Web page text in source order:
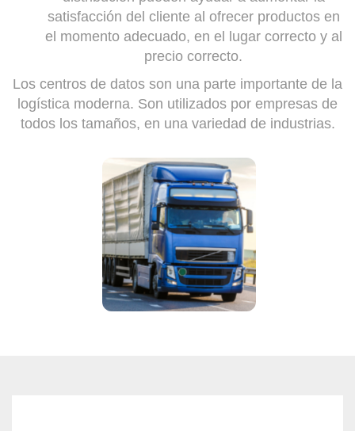
satisfacción del cliente al ofrecer productos en
el momento adecuado, en el lugar correcto y al
precio correcto.
Los centros de datos son una parte importante de la
logística moderna. Son utilizados por empresas de
todos los tamaños, en una variedad de industrias.